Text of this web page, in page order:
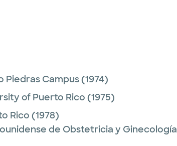
Piedras Campus(1974)
of Puerto Rico (1975)
Rico (1978)
de Obstetricia y Ginecología